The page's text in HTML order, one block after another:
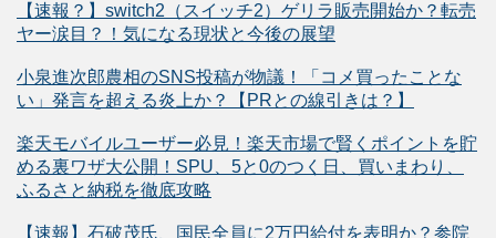
【速報？】switch2（スイッチ2）ゲリラ販売開始か？転売
ヤー涙目？！気になる現状と今後の展望
小泉進次郎農相のSNS投稿が物議！「コメ買ったことな
い」発言を超える炎上か？【PRとの線引きは？】
楽天モバイルユーザー必見！楽天市場で賢くポイントを貯
める裏ワザ大公開！SPU、5と0のつく日、買いまわり、
ふるさと納税を徹底攻略
【速報】石破茂氏、国民全員に2万円給付を表明か？参院